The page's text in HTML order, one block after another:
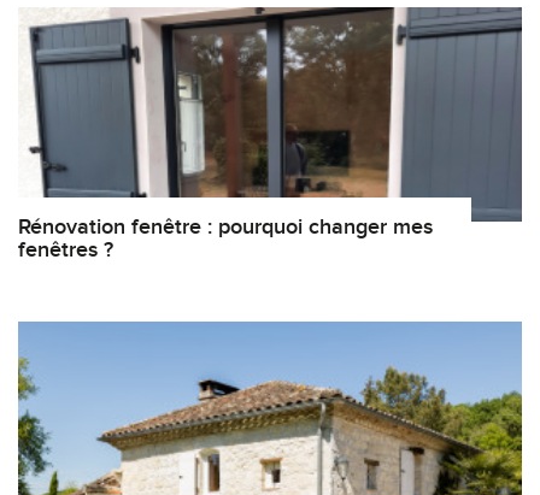
Rénovation fenêtre : pourquoi changer mes
fenêtres ?